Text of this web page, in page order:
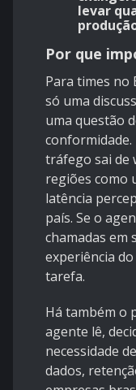
levar
Por que
Para times no
só uma
uma questão
conformidade.
tráfego sai de
regiões como
latência
país. Se o
chamadas em
experiência
tarefa.
Há também o
agente lê,
necessidade
dados,